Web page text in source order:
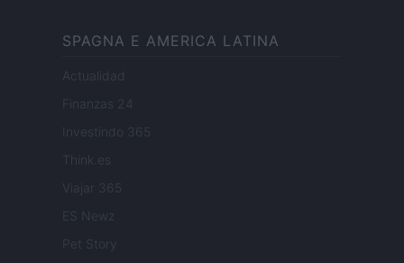
SPAGNA E AMERICA LATINA
Actualidad
Finanzas 24
Investindo 365
Think.es
Viajar 365
ES Newz
Pet Story